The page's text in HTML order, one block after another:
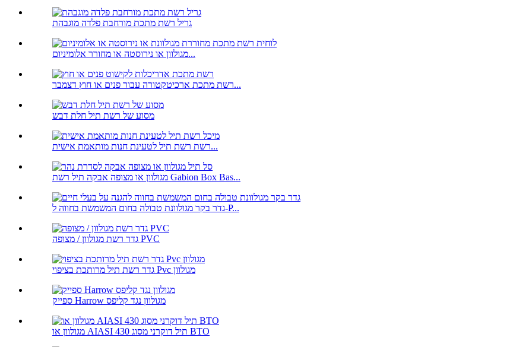
גריל רשת מתכת מורחבת פלדה מוגבהת
מגולוון או נירוסטה או מחורר אלומיניום...
רשת מתכת ארכיטקטורה עבור פנים או חוץ דצמבר...
מסוע של רשת תיל חלת דבש
רשת רשת תיל לטעינת חנות מותאמת אישית...
מגולוון או מצופה אבקה תיל רשת Gabion Box Bas...
גדר בקר מגולוונת טבולה בחום המשמשת בחווה ל-P...
גדר רשת מגולוון / מצופה PVC
גדר רשת תיל מרותכת בציפוי Pvc מגולוון
ספייק Harrow מגולוון נגד קליפס
מגולוון או AIASI 430 תיל דוקרני מסוג BTO